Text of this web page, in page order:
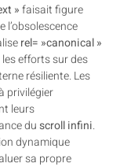
»faisait figure
l’obsolescence
rel= »canonical »
efforts sur des
résiliente. Les
privilégier
leurs
duscroll infini.
dynamique
sa propre